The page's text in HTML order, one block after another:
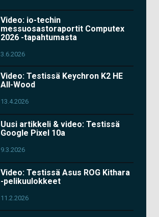
Video: io-techin
messuosastoraportit Computex
2026 -tapahtumasta
3.6.2026
Video: Testissä Keychron K2 HE
All-Wood
13.4.2026
Uusi artikkeli & video: Testissä
Google Pixel 10a
9.3.2026
Video: Testissä Asus ROG Kithara
-pelikuulokkeet
11.2.2026